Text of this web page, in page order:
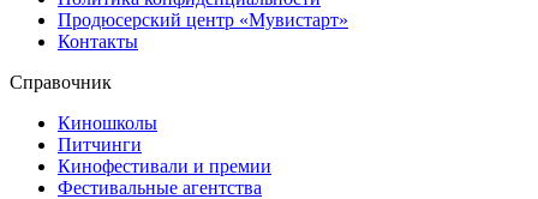
Продюсерский центр «Мувистарт»
Контакты
Справочник
Киношколы
Питчинги
Кинофестивали и премии
Фестивальные агентства